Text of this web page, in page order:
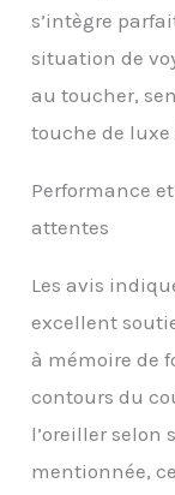
s’intègre
situation de
au toucher,
touche de luxe
Performance
attentes
Les avis
excellent
à mémoire de
contours du
l’oreiller selon
mentionnée,